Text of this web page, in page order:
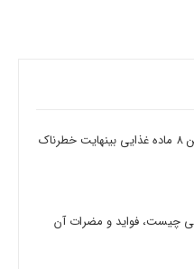
مصرف بیش از حد این 8 ماده غذایی بینهایت خطرناک
چیست، فواید و مضرات آن